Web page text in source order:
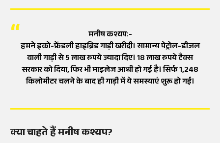
मनीष कश्यप:-
हमने इको-फ्रेंडली हाइब्रिड गाड़ी खरीदी। सामान्य पेट्रोल-डीजल
वाली गाड़ी से 5 लाख रुपये ज्यादा दिए। 18 लाख रुपये टैक्स
सरकार को दिया, फिर भी माइलेज आधी हो गई है। सिर्फ 1,248
किलोमीटर चलने के बाद ही गाड़ी में ये समस्याएं शुरू हो गईं।
क्या चाहते हैं मनीष कश्यप?